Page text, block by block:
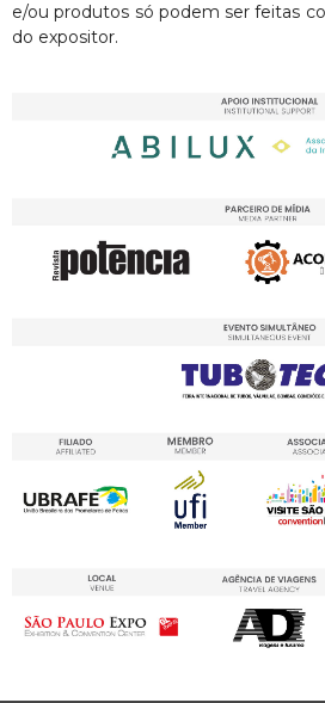
e/ou produtos só podem ser feitas
do expositor.